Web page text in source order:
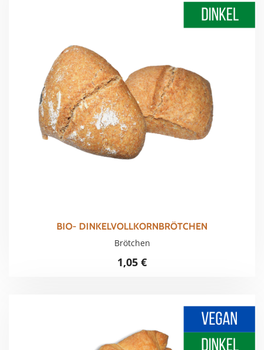
BIO- DINKELVOLLKORNBRÖTCHEN
Brötchen
1,05 €